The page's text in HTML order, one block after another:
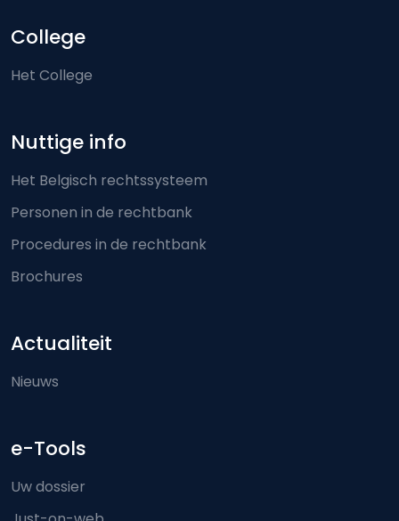
College
Het College
Nuttige info
Het Belgisch rechtssysteem
Personen in de rechtbank
Procedures in de rechtbank
Brochures
Actualiteit
Nieuws
e-Tools
Uw dossier